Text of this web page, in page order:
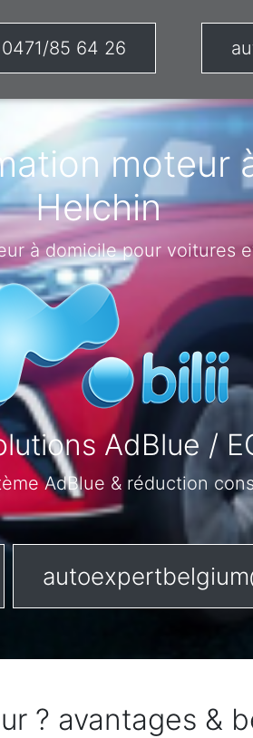
0471/85 64 26
moteur
Helchin
à domicile pour voitures
AdBlue /
AdBlue & réduction
? avantages &